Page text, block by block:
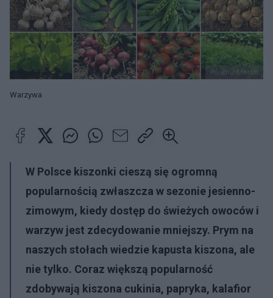
PantherMedia
Warzywa
W Polsce kiszonki cieszą się ogromną
popularnością zwłaszcza w sezonie jesienno-
zimowym, kiedy dostęp do świeżych owoców i
warzyw jest zdecydowanie mniejszy. Prym na
naszych stołach wiedzie kapusta kiszona, ale
nie tylko. Coraz większą popularność
zdobywają kiszona cukinia, papryka, kalafior